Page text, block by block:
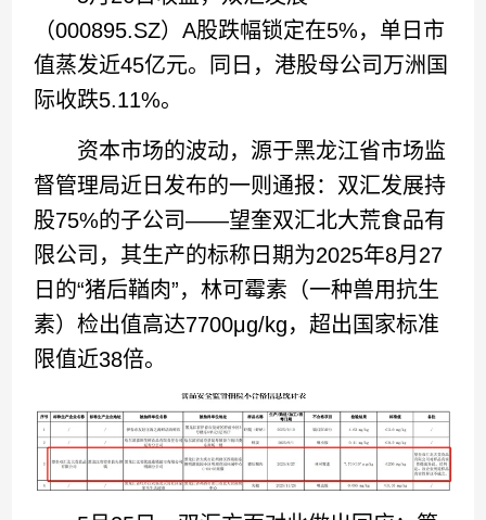
（000895.SZ）A股跌幅锁定在5%，单日市
值蒸发近45亿元。同日，港股母公司万洲国
际收跌5.11%。
资本市场的波动，源于黑龙江省市场监
督管理局近日发布的一则通报：双汇发展持
股75%的子公司——望奎双汇北大荒食品有
限公司，其生产的标称日期为2025年8月27
日的“猪后鞧肉”，林可霉素（一种兽用抗生
素）检出值高达7700μg/kg，超出国家标准
限值近38倍。